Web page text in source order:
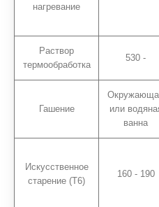
нагревание
Раствор
термообработка
530 -
Гашение
или
ванна
Искусственное
старение (T6)
160 - 190